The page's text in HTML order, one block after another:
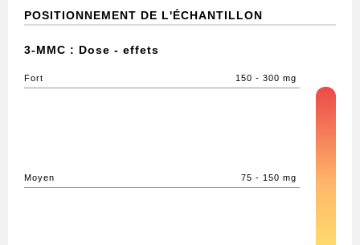
POSITIONNEMENT DE L'ÉCHANTILLON
3-MMC : Dose - effets
Fort 150 - 300 mg
Moyen 75 - 150 mg